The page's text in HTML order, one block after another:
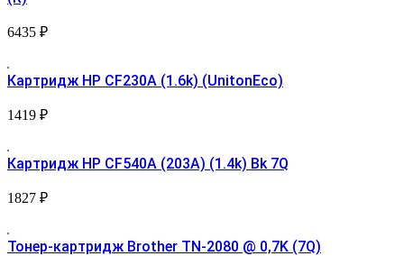
6435 ₽
Картридж HP CF230A (1.6k) (UnitonEco)
1419 ₽
Картридж HP CF540A (203A) (1.4k) Bk 7Q
1827 ₽
Тонер-картридж Brother TN-2080 @ 0,7K (7Q)